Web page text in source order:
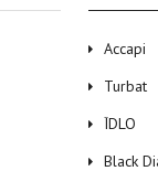
Accapi
Turbat
ЇDLO
Black